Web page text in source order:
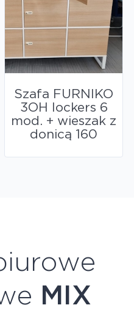
Szafa FURNIKO
3OH lockers 6
mod. + wieszak z
donicą 160
MIX